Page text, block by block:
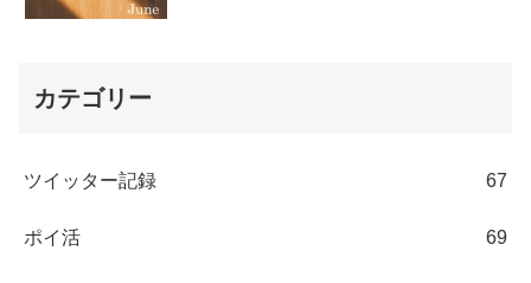
カテゴリー
ツイッター記録 67
ポイ活 69